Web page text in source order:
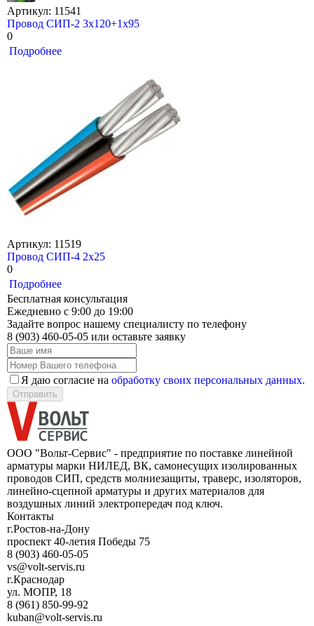
Артикул: 11541
Провод СИП-2 3х120+1х95
0
Подробнее
Артикул: 11519
Провод СИП-4 2х25
0
Подробнее
Бесплатная консультация
Ежедневно с 9:00 до 19:00
Задайте вопрос нашему специалисту по телефону
8 (903) 460-05-05 или оставьте заявку
Я даю согласие на обработку своих персональных данных.
Отправить
ООО "Вольт-Сервис" - предприятие по поставке линейной
арматуры марки НИЛЕД, ВК, самонесущих изолированных
проводов СИП, средств молниезащиты, траверс, изоляторов,
линейно-сцепной арматуры и других материалов для
воздушных линий электропередач под ключ.
Контакты
г.Ростов-на-Дону
проспект 40-летия Победы 75
8 (903) 460-05-05
vs@volt-servis.ru
г.Краснодар
ул. МОПР, 18
8 (961) 850-99-92
kuban@volt-servis.ru